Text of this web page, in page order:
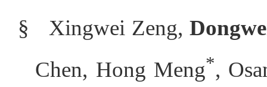
§
Xingwei Zeng,
Chen, Hong Meng*,